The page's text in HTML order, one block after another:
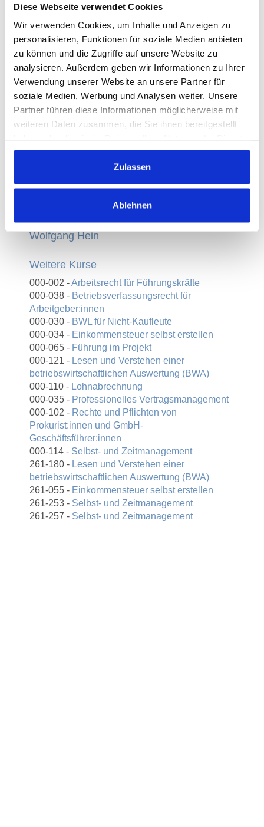
Diese Webseite verwendet Cookies
Wir verwenden Cookies, um Inhalte und Anzeigen zu
personalisieren, Funktionen für soziale Medien anbieten
zu können und die Zugriffe auf unsere Website zu
analysieren. Außerdem geben wir Informationen zu Ihrer
Verwendung unserer Website an unsere Partner für
soziale Medien, Werbung und Analysen weiter. Unsere
Partner führen diese Informationen möglicherweise mit
weiteren Daten zusammen, die Sie ihnen bereitgestellt
gesammelt haben.
Zulassen
Ablehnen
eines Kalenderjahres in der Lohn- und
Gehaltsbuchhaltung einmalig oder periodisch
anfallen, sowie die aktuellen Änderungen im
Lohnsteuer- und Sozialversicherungsrecht.
Zielgruppe
Nicht nur für Fach- und Führungskräfte aus
Personalmanagement und Rechnungswesen,
sondern auch für Gründer:innen und
Wolfgang Hein
Weitere Kurse
000-002 -Arbeitsrecht für Führungskräfte
000-038 - Betriebsverfassungsrecht für
Arbeitgeber:innen
000-030 - BWL für Nicht-Kaufleute
000-034 - Einkommensteuer selbst erstellen
000-065 - Führung im Projekt
000-121 - Lesen und Verstehen einer
betriebswirtschaftlichen Auswertung (BWA)
000-110 - Lohnabrechnung
000-035 - Professionelles Vertragsmanagement
000-102 - Rechte und Pflichten von
Prokurist:innen und GmbH-
Geschäftsführer:innen
000-114 - Selbst- und Zeitmanagement
261-180 - Lesen und Verstehen einer
betriebswirtschaftlichen Auswertung (BWA)
261-055 - Einkommensteuer selbst erstellen
261-253 - Selbst- und Zeitmanagement
261-257 - Selbst- und Zeitmanagement